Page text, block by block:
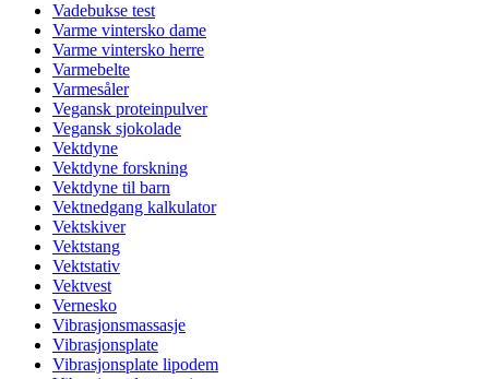
Vadebukse test
Varme vintersko dame
Varme vintersko herre
Varmebelte
Varmesåler
Vegansk proteinpulver
Vegansk sjokolade
Vektdyne
Vektdyne forskning
Vektdyne til barn
Vektnedgang kalkulator
Vektskiver
Vektstang
Vektstativ
Vektvest
Vernesko
Vibrasjonsmassasje
Vibrasjonsplate
Vibrasjonsplate lipodem